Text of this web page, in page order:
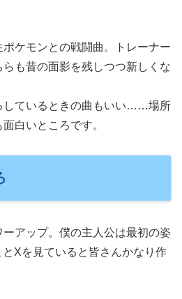
ケモンとの戦闘曲。トレーナー
も昔の面影を残しつつ新しくな
しているときの曲もいい……場所
白いところです。
アップ。僕の主人公は最初の姿
Xを見ていると皆さんかなり作